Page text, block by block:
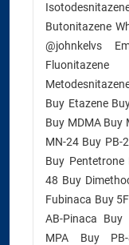
Butonitazene
@johnkelvs
Buy Etazene
Buy MDMA Buy
MN-24 Buy PB-
Buy Pentetrone
48 Buy
Fubinaca Buy
AB-Pinaca Buy
MPA Buy